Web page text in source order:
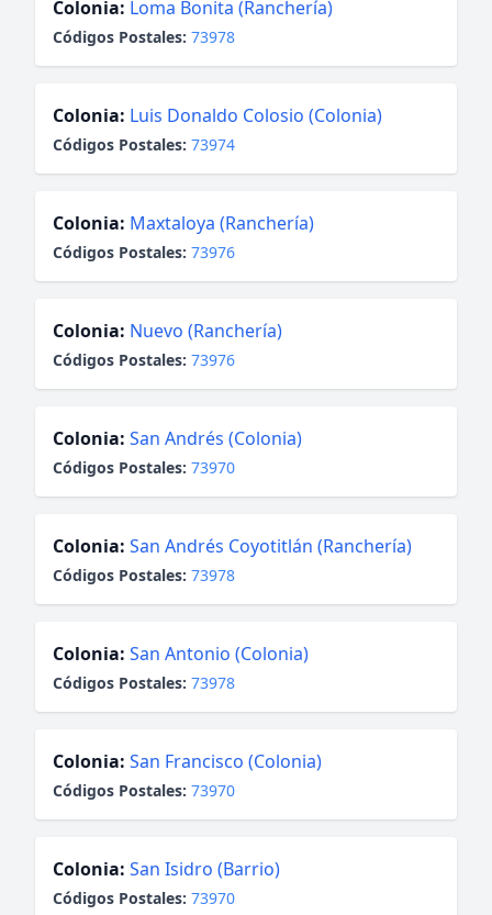
Colonia: Loma Bonita (Ranchería)
Códigos Postales: 73978
Colonia: Luis Donaldo Colosio (Colonia)
Códigos Postales: 73974
Colonia: Maxtaloya (Ranchería)
Códigos Postales: 73976
Colonia: Nuevo (Ranchería)
Códigos Postales: 73976
Colonia: San Andrés (Colonia)
Códigos Postales: 73970
Colonia: San Andrés Coyotitlán (Ranchería)
Códigos Postales: 73978
Colonia: San Antonio (Colonia)
Códigos Postales: 73978
Colonia: San Francisco (Colonia)
Códigos Postales: 73970
Colonia: San Isidro (Barrio)
Códigos Postales: 73970